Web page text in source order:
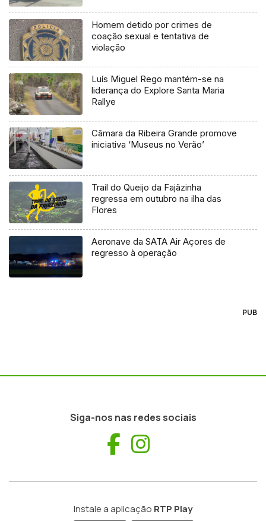
Homem detido por crimes de
coação sexual e tentativa de
violação
Luís Miguel Rego mantém-se na
liderança do Explore Santa Maria
Rallye
Câmara da Ribeira Grande promove
iniciativa ‘Museus no Verão’
Trail do Queijo da Fajãzinha
regressa em outubro na ilha das
Flores
Aeronave da SATA Air Açores de
regresso à operação
PUB
Siga-nos nas redes sociais
Facebook
Instale a aplicação RTP Play